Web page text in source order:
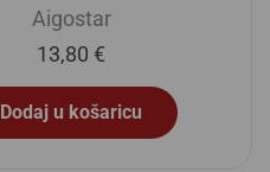
Aigostar
13,80 €
Dodaj u košaricu